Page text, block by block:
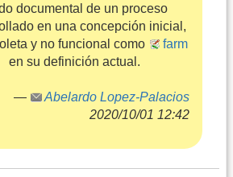
documental de un proceso
en una concepción inicial,
y no funcional como
farm
en su definición actual.
—
Abelardo Lopez-Palacios
2020/10/01 12:42